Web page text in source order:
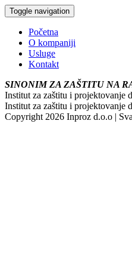
Toggle navigation
Početna
O kompaniji
Usluge
Kontakt
SINONIM ZA ZAŠTITU NA
Institut za zaštitu i projektovanje
Institut za zaštitu i projektovanje
Copyright 2026 Inproz d.o.o |